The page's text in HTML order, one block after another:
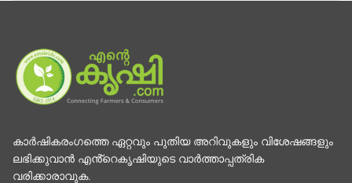
കാര്‍ഷികരംഗത്തെ ഏറ്റവും പുതിയ അറിവുകളും വിശേഷങ്ങളും
ലഭിക്കുവാന്‍ എൻ്റെകൃഷിയുടെ വാര്‍ത്താപ്പത്രിക
വരിക്കാരാവുക.